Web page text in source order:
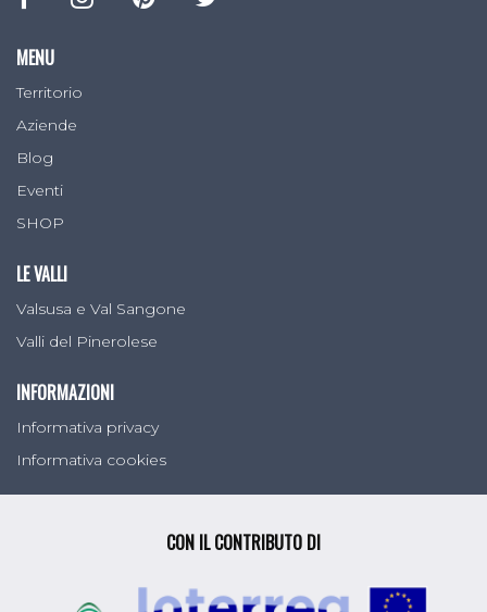
MENU
Territorio
Aziende
Blog
Eventi
SHOP
LE VALLI
Valsusa e Val Sangone
Valli del Pinerolese
INFORMAZIONI
Informativa privacy
Informativa cookies
CON IL CONTRIBUTO DI